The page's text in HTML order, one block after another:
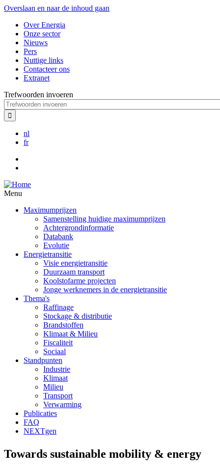
Overslaan en naar de inhoud gaan
Over Energia
Onze sector
Nieuws
Pers
Nuttige links
Contacteer ons
Extranet
Trefwoorden invoeren
nl
fr
Menu
Maximumprijzen
Samenstelling huidige maximumprijzen
Achtergrondinformatie
Databank
Evolutie
Energietransitie
Visie energietransitie
Duurzaam transport
Koolstofarme projecten
Jonge werknemers in de energietransitie
Thema's
Raffinage
Stockage & distributie
Brandstoffen
Klimaat & Milieu
Fiscaliteit
Sociaal
Standpunten
Industrie
Klimaat
Milieu
Transport
Verwarming
Publicaties
FAQ
NEXTgen
Towards sustainable mobility & energy